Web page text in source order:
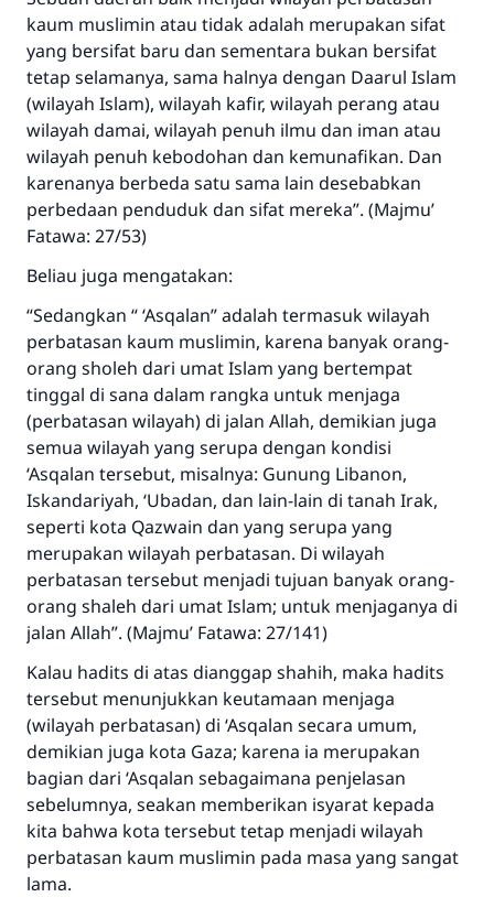
kaum muslimin atau tidak adalah merupakan sifat
yang bersifat baru dan sementara bukan bersifat
tetap selamanya, sama halnya dengan Daarul Islam
(wilayah Islam), wilayah kafir, wilayah perang atau
wilayah damai, wilayah penuh ilmu dan iman atau
wilayah penuh kebodohan dan kemunafikan. Dan
karenanya berbeda satu sama lain desebabkan
perbedaan penduduk dan sifat mereka”. (Majmu’
Fatawa: 27/53)
Beliau juga mengatakan:
“Sedangkan “ ‘Asqalan” adalah termasuk wilayah
perbatasan kaum muslimin, karena banyak orang-
orang sholeh dari umat Islam yang bertempat
tinggal di sana dalam rangka untuk menjaga
(perbatasan wilayah) di jalan Allah, demikian juga
semua wilayah yang serupa dengan kondisi
‘Asqalan tersebut, misalnya: Gunung Libanon,
Iskandariyah, ‘Ubadan, dan lain-lain di tanah Irak,
seperti kota Qazwain dan yang serupa yang
merupakan wilayah perbatasan. Di wilayah
perbatasan tersebut menjadi tujuan banyak orang-
orang shaleh dari umat Islam; untuk menjaganya di
jalan Allah”. (Majmu’ Fatawa: 27/141)
Kalau hadits di atas dianggap shahih, maka hadits
tersebut menunjukkan keutamaan menjaga
(wilayah perbatasan) di ‘Asqalan secara umum,
demikian juga kota Gaza; karena ia merupakan
bagian dari ‘Asqalan sebagaimana penjelasan
sebelumnya, seakan memberikan isyarat kepada
kita bahwa kota tersebut tetap menjadi wilayah
perbatasan kaum muslimin pada masa yang sangat
lama.